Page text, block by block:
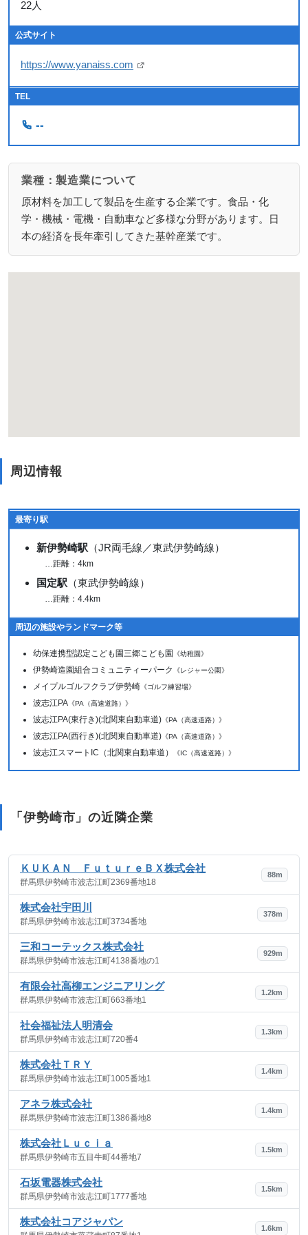
22人
公式サイト
https://www.yanaiss.com
TEL
--
業種：製造業について
原材料を加工して製品を生産する企業です。食品・化
学・機械・電機・自動車など多様な分野があります。日
本の経済を長年牽引してきた基幹産業です。
周辺情報
最寄り駅
新伊勢崎駅 （JR両毛線／東武伊勢崎線）
…距離：4km
国定駅 （東武伊勢崎線）
…距離：4.4km
周辺の施設やランドマーク等
幼保連携型認定こども園三郷こども園 《幼稚園》
伊勢崎造園組合コミュニティーパーク 《レジャー公園》
メイプルゴルフクラブ伊勢崎 《ゴルフ練習場》
波志江PA 《PA（高速道路）》
波志江PA(東行き)(北関東自動車道) 《PA（高速道路）》
波志江PA(西行き)(北関東自動車道) 《PA（高速道路）》
波志江スマートIC（北関東自動車道） 《IC（高速道路）》
「伊勢崎市」の近隣企業
ＫＵＫＡＮ ＦｕｔｕｒｅＢＸ株式会社
群馬県伊勢崎市波志江町2369番地18
88m
株式会社宇田川
群馬県伊勢崎市波志江町3734番地
378m
三和コーテックス株式会社
群馬県伊勢崎市波志江町4138番地の1
929m
有限会社高柳エンジニアリング
群馬県伊勢崎市波志江町663番地1
1.2km
社会福祉法人明清会
群馬県伊勢崎市波志江町720番4
1.3km
株式会社ＴＲＹ
群馬県伊勢崎市波志江町1005番地1
1.4km
アネラ株式会社
群馬県伊勢崎市波志江町1386番地8
1.4km
株式会社Ｌｕｃｉａ
群馬県伊勢崎市五目牛町44番地7
1.5km
石坂電器株式会社
群馬県伊勢崎市波志江町1777番地
1.5km
株式会社コアジャパン
1.6km